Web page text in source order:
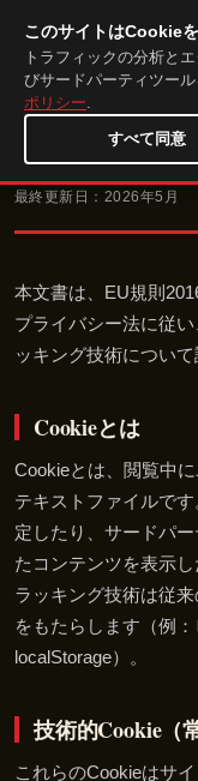
Cookieポリ
最終更新日：2026年5月
本文書は、EU規則
プライバシー法に従い
ッキング技術について
Cookieとは
Cookieとは、閲覧中
テキストファイルで
定したり、サードパ
たコンテンツを表示
ラッキング技術は従
をもたらします（例
localStorage）。
技術的Cookie（
これらのCookieはサ
このサイトはCookie
トラフィックの分析と
びサードパーティツー
ポリシー.
すべて同意